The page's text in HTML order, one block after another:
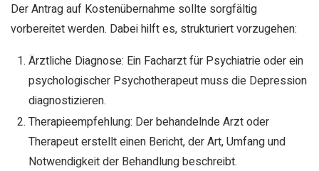
Der Antrag auf Kostenübernahme sollte sorgfältig
vorbereitet werden. Dabei hilft es, strukturiert vorzugehen:
Ärztliche Diagnose: Ein Facharzt für Psychiatrie oder ein
psychologischer Psychotherapeut muss die Depression
diagnostizieren.
Therapieempfehlung: Der behandelnde Arzt oder
Therapeut erstellt einen Bericht, der Art, Umfang und
Notwendigkeit der Behandlung beschreibt.